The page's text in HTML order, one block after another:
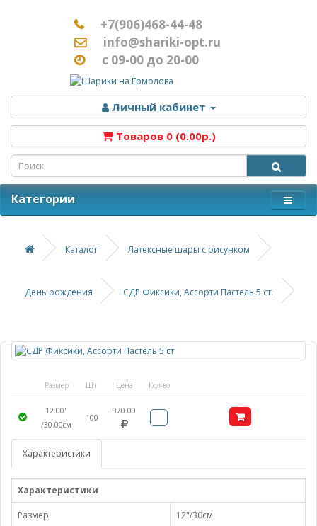
+7(906)468-44-48
info@shariki-opt.ru
с 09-00 до 20-00
Личный кабинет
Товаров 0 (0.00р.)
Категории
Каталог Латексные шары с рисунком
День рождения СДР Фиксики, Ассорти Пастель 5 ст.
Размер Шт. Цена Кол-во
12.00"
/30.00см
100
970.00
Характеристики
Характеристики
Размер
12"/30см